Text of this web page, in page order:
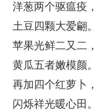
洋葱两个驱瘟疫，
土豆四颗大爱翩。
苹果光鲜二又二，
黄瓜五者嫩模颜。
再加四个红萝卜，
闪烁祥光暖心田。